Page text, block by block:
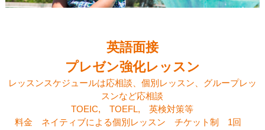
英語面接
プレゼン強化レッスン
レッスンスケジュールは応相談、個別レッスン、グループレッ
スンなど応相談
TOEIC, TOEFL, 英検対策等
料金 ネイティブによる個別レッスン チケット制 1回